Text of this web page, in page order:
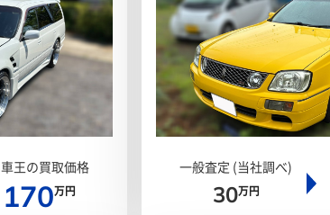
王の買取価格
170万円
一般査定 (当社調べ)
30万円